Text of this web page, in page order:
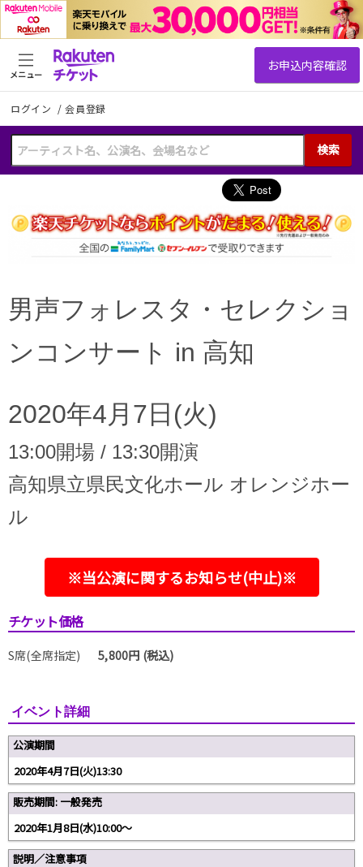
ログイン /会員登録
検索
メニュー
男声フォレスタ・セレクショ
ンコンサート in 高知
2020年4月7日(火)
13:00開場 / 13:30開演
高知県立県民文化ホール オレンジホー
ル
※当公演に関するお知らせ(中止)※
チケット価格
S席(全席指定) 5,800円 (税込)
イベント詳細
公演期間
2020年4月7日(火)13:30
販売期間: 一般発売
2020年1月8日(水)10:00～
説明／注意事項